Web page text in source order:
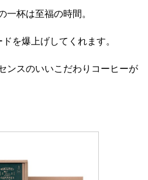
一杯は至福の時間。
を爆上げしてくれます。
ンスのいいこだわりコーヒーが